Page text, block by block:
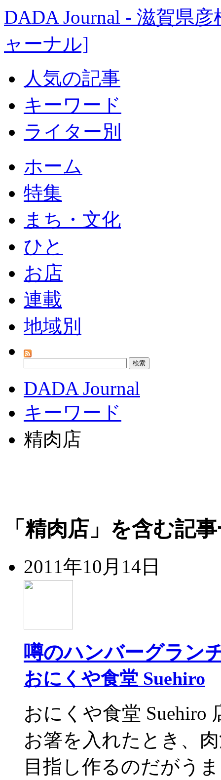
DADA Journal - 滋賀県
ャーナル]
人気の記事
キーワード
ライター別
ホーム
特集
まち・文化
ひと
お店
連載
地域別
DADA Journal
キーワード
精肉店
「精肉店」を含む記
2011年10月14日
噂のハンバーグラン
おにくや食堂 Suehiro
おにくや食堂
お箸を入れたとき、
目指し作るのだがう